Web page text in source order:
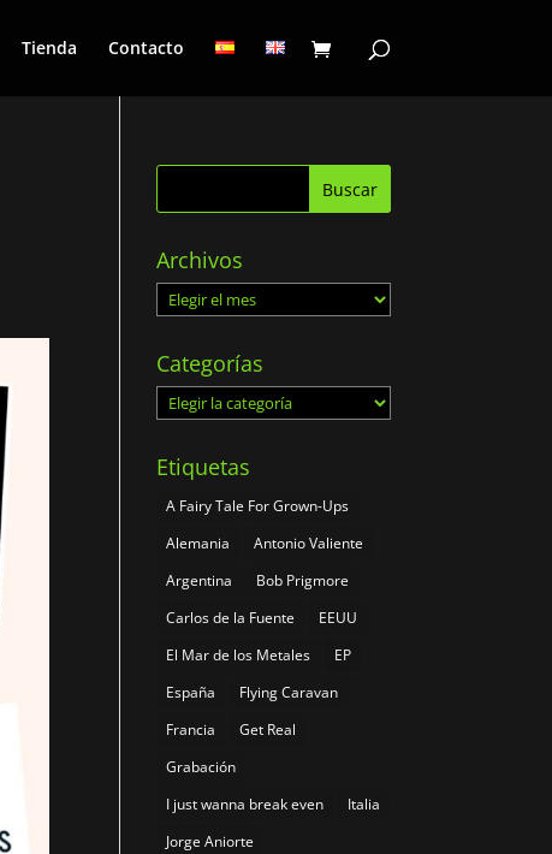
Tienda Contacto
Archivos
Archivos
Categorías
Categorías
Etiquetas
A Fairy Tale For Grown-Ups
Alemania
Antonio Valiente
Argentina
Bob Prigmore
Carlos de la Fuente
EEUU
El Mar de los Metales
EP
España
Flying Caravan
Francia
Get Real
Grabación
I just wanna break even
Italia
Jorge Aniorte